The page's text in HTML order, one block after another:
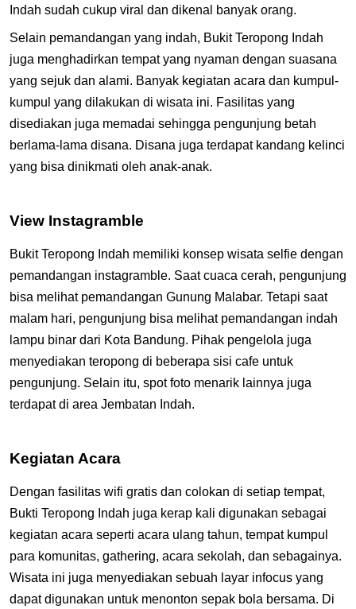
Indah sudah cukup viral dan dikenal banyak orang.
Selain pemandangan yang indah, Bukit Teropong Indah
juga menghadirkan tempat yang nyaman dengan suasana
yang sejuk dan alami. Banyak kegiatan acara dan kumpul-
kumpul yang dilakukan di wisata ini. Fasilitas yang
disediakan juga memadai sehingga pengunjung betah
berlama-lama disana. Disana juga terdapat kandang kelinci
yang bisa dinikmati oleh anak-anak.
View Instagramble
Bukit Teropong Indah memiliki konsep wisata selfie dengan
pemandangan instagramble. Saat cuaca cerah, pengunjung
bisa melihat pemandangan Gunung Malabar. Tetapi saat
malam hari, pengunjung bisa melihat pemandangan indah
lampu binar dari Kota Bandung. Pihak pengelola juga
menyediakan teropong di beberapa sisi cafe untuk
pengunjung. Selain itu, spot foto menarik lainnya juga
terdapat di area Jembatan Indah.
Kegiatan Acara
Dengan fasilitas wifi gratis dan colokan di setiap tempat,
Bukti Teropong Indah juga kerap kali digunakan sebagai
kegiatan acara seperti acara ulang tahun, tempat kumpul
para komunitas, gathering, acara sekolah, dan sebagainya.
Wisata ini juga menyediakan sebuah layar infocus yang
dapat digunakan untuk menonton sepak bola bersama. Di